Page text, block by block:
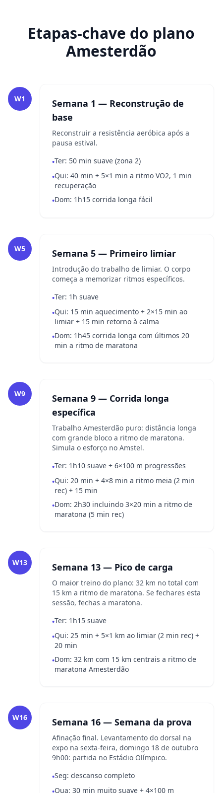
Etapas-chave do plano
Amesterdão
W1
Semana 1 — Reconstrução de
base
Reconstruir a resistência aeróbica após a
pausa estival.
•Ter: 50 min suave (zona 2)
•Qui: 40 min + 5×1 min a ritmo VO2, 1 min
recuperação
•Dom: 1h15 corrida longa fácil
W5 Semana 5 — Primeiro limiar
Introdução do trabalho de limiar. O corpo
começa a memorizar ritmos específicos.
•Ter: 1h suave
•Qui: 15 min aquecimento + 2×15 min ao
limiar + 15 min retorno à calma
•Dom: 1h45 corrida longa com últimos 20
min a ritmo de maratona
W9
Semana 9 — Corrida longa
específica
Trabalho Amesterdão puro: distância longa
com grande bloco a ritmo de maratona.
Simula o esforço no Amstel.
•Ter: 1h10 suave + 6×100 m progressões
•Qui: 20 min + 4×8 min a ritmo meia (2 min
rec) + 15 min
•Dom: 2h30 incluindo 3×20 min a ritmo de
maratona (5 min rec)
W13 Semana 13 — Pico de carga
O maior treino do plano: 32 km no total com
15 km a ritmo de maratona. Se fechares esta
sessão, fechas a maratona.
•Ter: 1h15 suave
•Qui: 25 min + 5×1 km ao limiar (2 min rec) +
20 min
•Dom: 32 km com 15 km centrais a ritmo de
maratona Amesterdão
W16 Semana 16 — Semana da prova
Afinação final. Levantamento do dorsal na
expo na sexta-feira, domingo 18 de outubro
9h00: partida no Estádio Olímpico.
•Seg: descanso completo
Qua: 30 min muito suave + 4×100 m